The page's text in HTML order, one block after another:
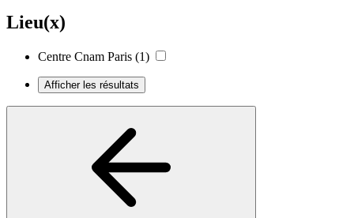
Lieu(x)
Centre Cnam Paris (1)
Afficher les résultats